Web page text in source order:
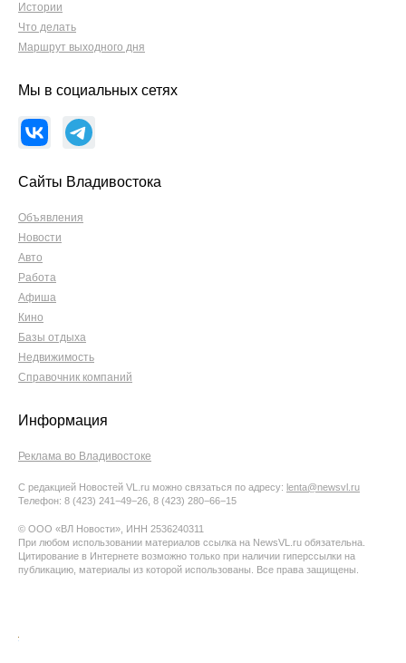
Истории
Что делать
Маршрут выходного дня
Мы в социальных сетях
Сайты Владивостока
Объявления
Новости
Авто
Работа
Афиша
Кино
Базы отдыха
Недвижимость
Справочник компаний
Информация
Реклама во Владивостоке
С редакцией Новостей VL.ru можно связаться по адресу: lenta@newsvl.ru
Телефон: 8 (423) 241−49−26, 8 (423) 280−66−15
© ООО «ВЛ Новости», ИНН 2536240311
При любом использовании материалов ссылка на NewsVL.ru обязательна.
Цитирование в Интернете возможно только при наличии гиперссылки на
публикацию, материалы из которой использованы. Все права защищены.